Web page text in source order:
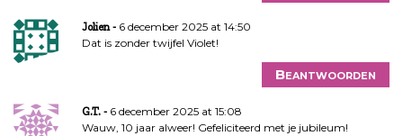
Jolien
6 december 2025 at 14:50
Dat is zonder twijfel Violet!
Beantwoorden
G.T.
6 december 2025 at 15:08
Wauw, 10 jaar alweer! Gefeliciteerd met je jubileum!